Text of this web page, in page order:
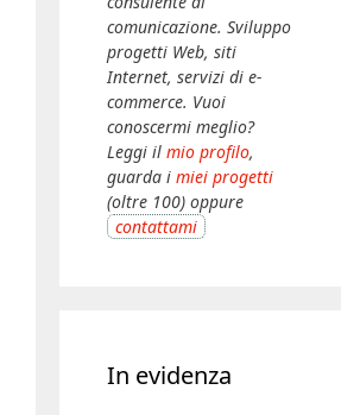
comunicazione. Sviluppo
progetti Web, siti
Internet, servizi di e-
commerce. Vuoi
conoscermi meglio?
Leggi il mio profilo,
guarda i miei progetti
(oltre 100) oppure
contattami
In evidenza